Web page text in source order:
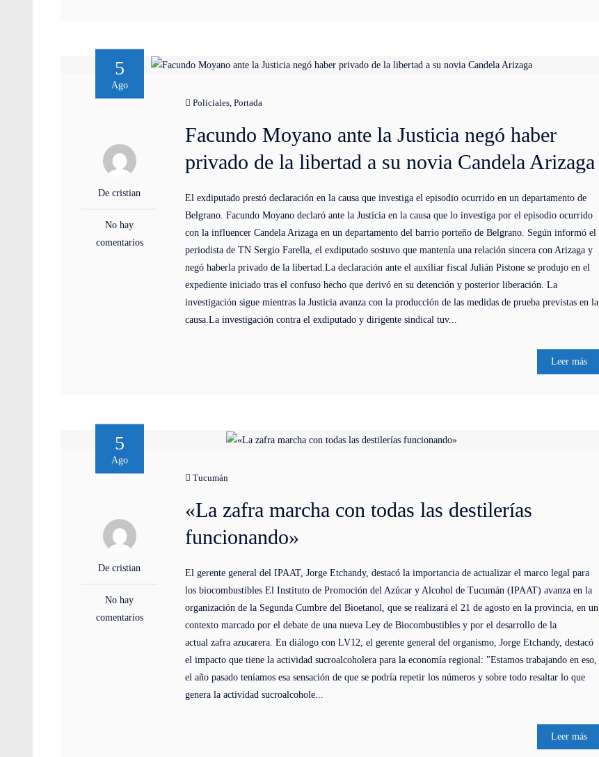
5
Ago
De cristian
No hay
comentarios
Policiales,Portada
Facundo Moyano ante la Justicia negó haber
privado de la libertad a su novia Candela Arizaga
El exdiputado prestó declaración en la causa que investiga el episodio ocurrido en un departamento de
Belgrano. Facundo Moyano declaró ante la Justicia en la causa que lo investiga por el episodio ocurrido
con la influencer Candela Arizaga en un departamento del barrio porteño de Belgrano. Según informó el
periodista de TN Sergio Farella, el exdiputado sostuvo que mantenía una relación sincera con Arizaga y
negó haberla privado de la libertad.La declaración ante el auxiliar fiscal Julián Pistone se produjo en el
expediente iniciado tras el confuso hecho que derivó en su detención y posterior liberación. La
investigación sigue mientras la Justicia avanza con la producción de las medidas de prueba previstas en la
causa.La investigación contra el exdiputado y dirigente sindical tuv...
Leer más
5
Ago
De cristian
No hay
comentarios
Tucumán
«La zafra marcha con todas las destilerías
funcionando»
El gerente general del IPAAT, Jorge Etchandy, destacó la importancia de actualizar el marco legal para
los biocombustibles El Instituto de Promoción del Azúcar y Alcohol de Tucumán (IPAAT) avanza en la
organización de la Segunda Cumbre del Bioetanol, que se realizará el 21 de agosto en la provincia, en un
contexto marcado por el debate de una nueva Ley de Biocombustibles y por el desarrollo de la
actual zafra azucarera. En diálogo con LV12, el gerente general del organismo, Jorge Etchandy, destacó
el impacto que tiene la actividad sucroalcoholera para la economía regional: "Estamos trabajando en eso,
el año pasado teníamos esa sensación de que se podría repetir los números y sobre todo resaltar lo que
genera la actividad sucroalcohole...
Leer más